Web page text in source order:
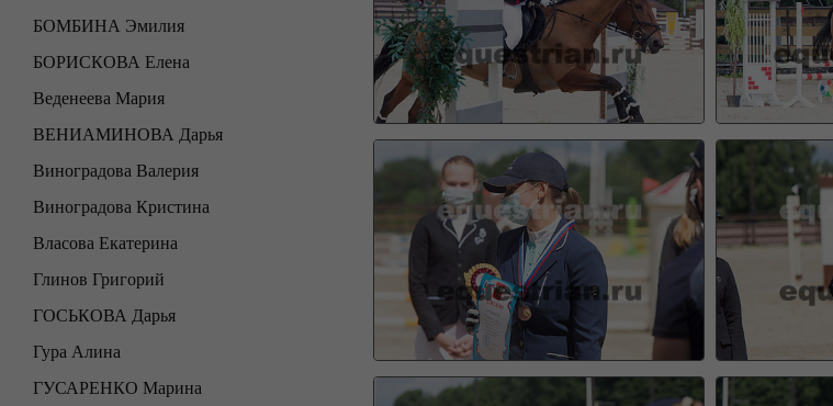
БОМБИНА Эмилия
БОРИСКОВА Елена
Веденеева Мария
ВЕНИАМИНОВА Дарья
Виноградова Валерия
Виноградова Кристина
Власова Екатерина
Глинов Григорий
ГОСЬКОВА Дарья
Гура Алина
ГУСАРЕНКО Марина